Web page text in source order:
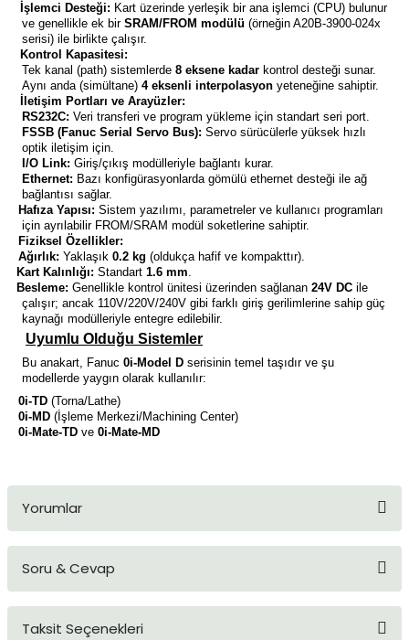
İşlemci Desteği: Kart üzerinde yerleşik bir ana işlemci (CPU) bulunur
ve genellikle ek bir SRAM/FROM modülü (örneğin A20B-3900-024x
serisi) ile birlikte çalışır.
Kontrol Kapasitesi:
Tek kanal (path) sistemlerde 8 eksene kadar kontrol desteği sunar.
Aynı anda (simültane) 4 eksenli interpolasyon yeteneğine sahiptir.
İletişim Portları ve Arayüzler:
RS232C: Veri transferi ve program yükleme için standart seri port.
FSSB (Fanuc Serial Servo Bus): Servo sürücülerle yüksek hızlı
optik iletişim için.
I/O Link: Giriş/çıkış modülleriyle bağlantı kurar.
Ethernet: Bazı konfigürasyonlarda gömülü ethernet desteği ile ağ
bağlantısı sağlar.
Hafıza Yapısı: Sistem yazılımı, parametreler ve kullanıcı programları
için ayrılabilir FROM/SRAM modül soketlerine sahiptir.
Fiziksel Özellikler:
Ağırlık: Yaklaşık 0.2 kg (oldukça hafif ve kompakttır).
Kart Kalınlığı: Standart 1.6 mm.
Besleme: Genellikle kontrol ünitesi üzerinden sağlanan 24V DC ile
çalışır; ancak 110V/220V/240V gibi farklı giriş gerilimlerine sahip güç
kaynağı modülleriyle entegre edilebilir.
Uyumlu Olduğu Sistemler
Bu anakart, Fanuc 0i-Model D serisinin temel taşıdır ve şu
modellerde yaygın olarak kullanılır:
0i-TD (Torna/Lathe)
0i-MD (İşleme Merkezi/Machining Center)
0i-Mate-TD ve 0i-Mate-MD
Yorumlar
Soru & Cevap
Taksit Seçenekleri